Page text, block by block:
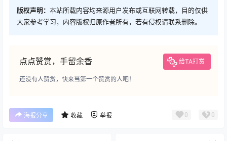
版权声明： 本站所载内容均来源用户发布或互联网转载，目的仅供
大家参考学习，内容版权归原作者所有，若有侵权请联系删除。
点点赞赏，手留余香 给TA打赏
还没有人赞赏，快来当第一个赞赏的人吧！
海报分享 收藏 举报 0 0